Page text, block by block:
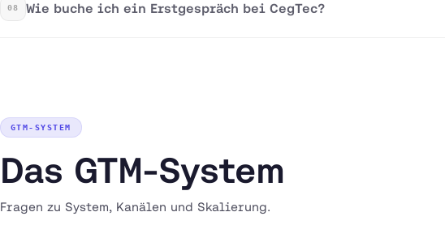
08 Wie buche ich ein Erstgespräch bei CegTec?
GTM-SYSTEM
Das GTM-System
Fragen zu System, Kanälen und Skalierung.